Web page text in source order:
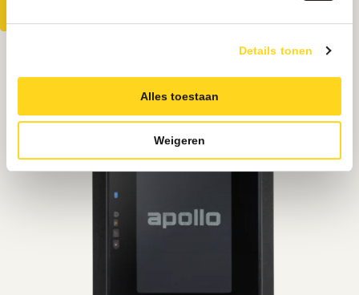
Details tonen
Alles toestaan
Weigeren